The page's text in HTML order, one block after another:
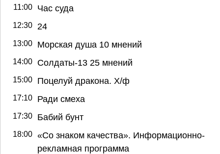
11:00 Час суда
12:30 24
13:00 Морская душа 10 мнений
14:00 Солдаты-13 25 мнений
15:00 Поцелуй дракона. Х/ф
17:10 Ради смеха
17:30 Бабий бунт
18:00 «Со знаком качества». Информационно-
рекламная программа